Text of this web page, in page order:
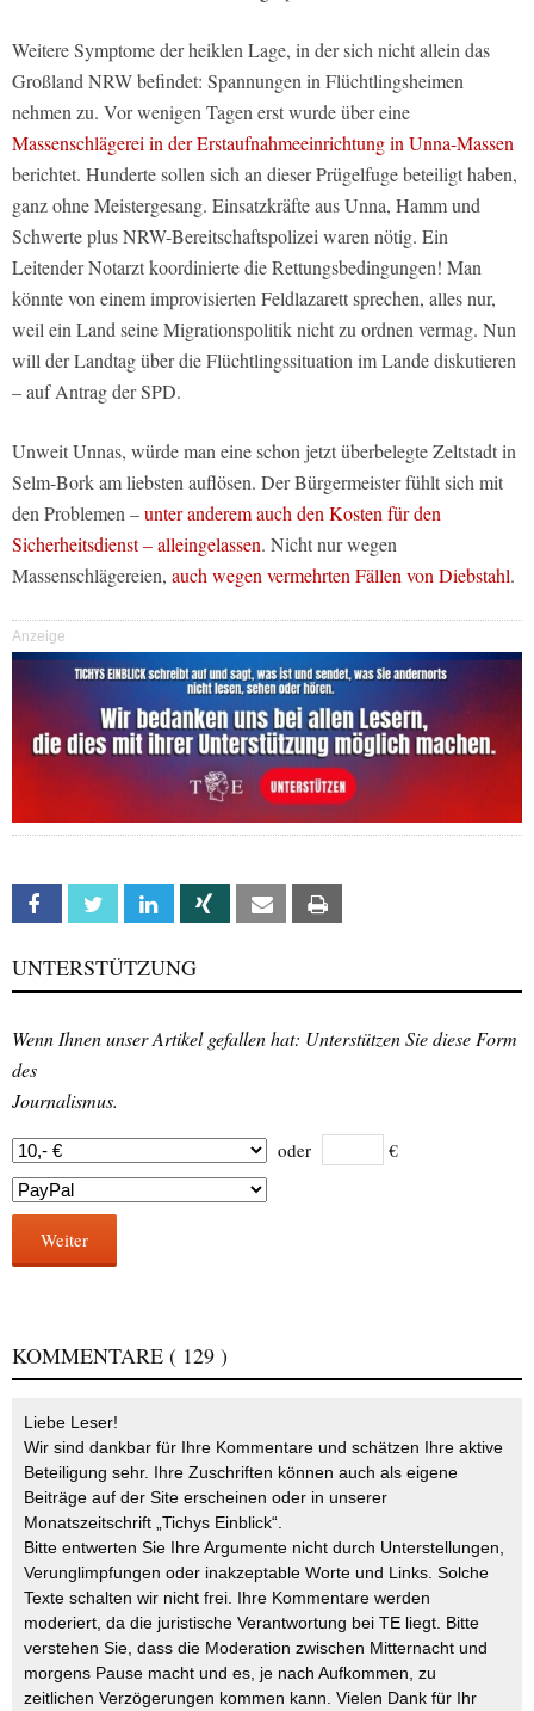
Weitere Symptome der heiklen Lage, in der sich nicht allein das
Großland NRW befindet: Spannungen in Flüchtlingsheimen
nehmen zu. Vor wenigen Tagen erst wurde über eine
Massenschlägerei in der Erstaufnahmeeinrichtung in Unna-Massen
berichtet. Hunderte sollen sich an dieser Prügelfuge beteiligt haben,
ganz ohne Meistergesang. Einsatzkräfte aus Unna, Hamm und
Schwerte plus NRW-Bereitschaftspolizei waren nötig. Ein
Leitender Notarzt koordinierte die Rettungsbedingungen! Man
könnte von einem improvisierten Feldlazarett sprechen, alles nur,
weil ein Land seine Migrationspolitik nicht zu ordnen vermag. Nun
will der Landtag über die Flüchtlingssituation im Lande diskutieren
– auf Antrag der SPD.
Unweit Unnas, würde man eine schon jetzt überbelegte Zeltstadt in
Selm-Bork am liebsten auflösen. Der Bürgermeister fühlt sich mit
den Problemen –unter anderem auch den Kosten für den
Sicherheitsdienst – alleingelassen. Nicht nur wegen
Massenschlägereien, auch wegen vermehrten Fällen von Diebstahl.
Anzeige
Facebook Twitter Linkedin Xing Email
UNTERSTÜTZUNG
Wenn Ihnen unser Artikel gefallen hat: Unterstützen Sie diese Form
des
Journalismus.
oder €
Weiter
KOMMENTARE ( 129 )
Liebe Leser!
Wir sind dankbar für Ihre Kommentare und schätzen Ihre aktive
Beteiligung sehr. Ihre Zuschriften können auch als eigene
Beiträge auf der Site erscheinen oder in unserer
Monatszeitschrift „Tichys Einblick“.
Bitte entwerten Sie Ihre Argumente nicht durch Unterstellungen,
Verunglimpfungen oder inakzeptable Worte und Links. Solche
Texte schalten wir nicht frei. Ihre Kommentare werden
moderiert, da die juristische Verantwortung bei TE liegt. Bitte
verstehen Sie, dass die Moderation zwischen Mitternacht und
morgens Pause macht und es, je nach Aufkommen, zu
zeitlichen Verzögerungen kommen kann. Vielen Dank für Ihr